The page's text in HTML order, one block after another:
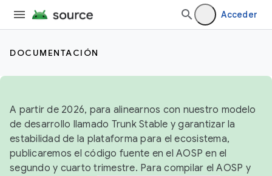
Acceder
DOCUMENTACIÓN
A partir de 2026, para alinearnos con nuestro modelo
de desarrollo llamado Trunk Stable y garantizar la
estabilidad de la plataforma para el ecosistema,
publicaremos el código fuente en el AOSP en el
segundo y cuarto trimestre. Para compilar el AOSP y